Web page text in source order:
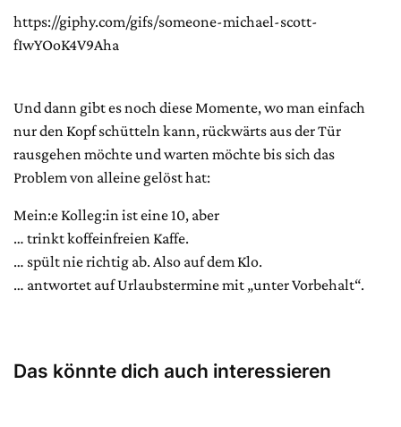
https://giphy.com/gifs/someone-michael-scott-
fIwYOoK4V9Aha
Und dann gibt es noch diese Momente, wo man einfach
nur den Kopf schütteln kann, rückwärts aus der Tür
rausgehen möchte und warten möchte bis sich das
Problem von alleine gelöst hat:
Mein:e Kolleg:in ist eine 10, aber
… trinkt koffeinfreien Kaffe.
… spült nie richtig ab. Also auf dem Klo.
… antwortet auf Urlaubstermine mit „unter Vorbehalt“.
Das könnte dich auch interessieren